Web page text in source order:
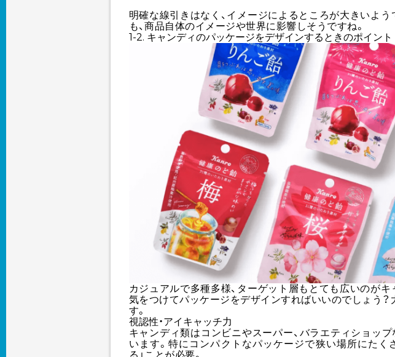
明確な線引きはなく、イメージによるところが大きいよ
も、商品自体のイメージや世界に影響しそうですね。
1-2. キャンディのパッケージをデザインするときのポイント
カジュアルで多種多様、ターゲット層もとても広いのが
気をつけてパッケージをデザインすればいいのでしょう
す。
視認性・アイキャッチ力
キャンディ類はコンビニやスーパー、バラエティショッ
います。特にコンパクトなパッケージで狭い場所にたく